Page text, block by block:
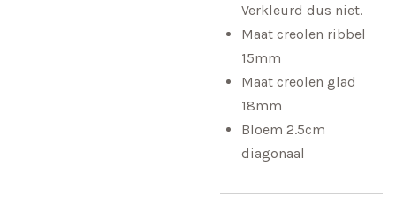
Verkleurd dus niet.
Maat creolen ribbel
15mm
Maat creolen glad
18mm
Bloem 2.5cm
diagonaal